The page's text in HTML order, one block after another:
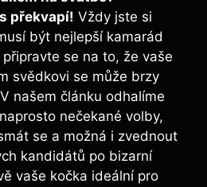
překvapí! Vždy jste si
být nejlepší kamarád
se na to, že vaše
svědkovi se může brzy
našem článku odhalíme
nečekané volby,
se a možná i zvednout
kandidátů po bizarní
vaše kočka ideální pro